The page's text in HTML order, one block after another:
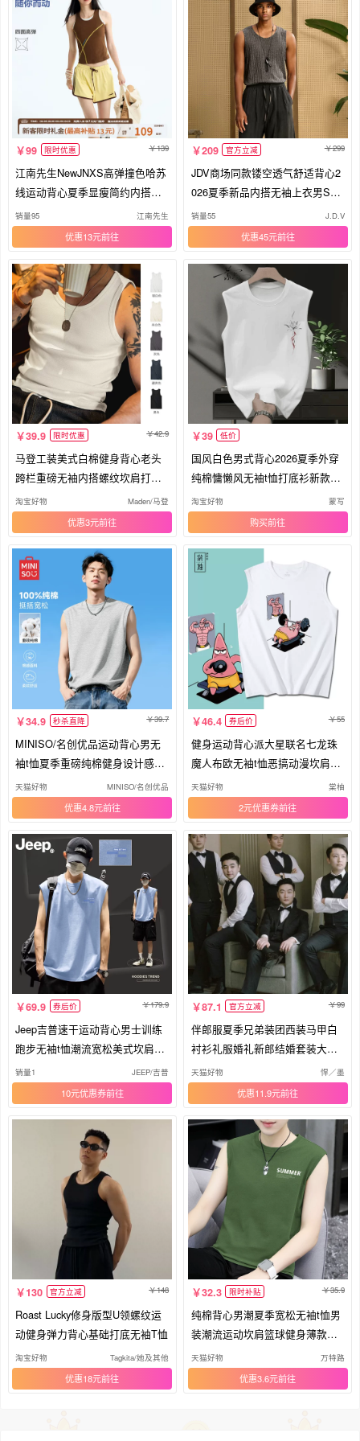
99 限时优惠 139
江南先生NewJNXS高弹撞色哈苏
线运动背心夏季显瘦简约内搭上
衣女
销量95 江南先生
优惠13元
209 官方立减 299
JDV商场同款镂空透气舒适背心2
026夏季新品内搭无袖上衣男STV
A222
销量55 J.D.V
优惠45元
39.9 限时优惠 42.9
马登工装美式白棉健身背心老头
跨栏重磅无袖内搭螺纹坎肩打底
男夏
淘宝好物 Maden/马登
优惠3元
39 低价
国风白色男式背心2026夏季外穿
纯棉慵懒风无袖t恤打底衫新款坎
肩
淘宝好物 蒙写
购买
34.9 秒杀直降 39.7
MINISO/名创优品运动背心男无
袖t恤夏季重磅纯棉健身设计感坎
肩A
天猫好物 MINISO/名创优品
优惠4.8元
46.4 券后价 55
健身运动背心派大星联名七龙珠
魔人布欧无袖t恤恶搞动漫坎肩上
衣
天猫好物 棠柚
2元优惠券
69.9 券后价 179.9
Jeep吉普速干运动背心男士训练
跑步无袖t恤潮流宽松美式坎肩上
衣
销量1 JEEP/吉普
10元优惠券
87.1 官方立减 99
伴郎服夏季兄弟装团西装马甲白
衬衫礼服婚礼新郎结婚套装大码
西式
天猫好物 悍／墨
优惠11.9元
130 官方立减 148
Roast Lucky修身版型U领螺纹运
动健身弹力背心基础打底无袖T恤
淘宝好物 Tagkita/她及其他
优惠18元
32.3 限时补贴 35.9
纯棉背心男潮夏季宽松无袖t恤男
装潮流运动坎肩篮球健身薄款汗
衫
天猫好物 万特路
优惠3.6元